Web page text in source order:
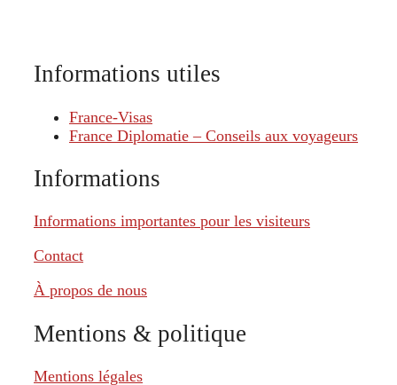
Informations utiles
France-Visas
France Diplomatie – Conseils aux voyageurs
Informations
Informations importantes pour les visiteurs
Contact
À propos de nous
Mentions & politique
Mentions légales